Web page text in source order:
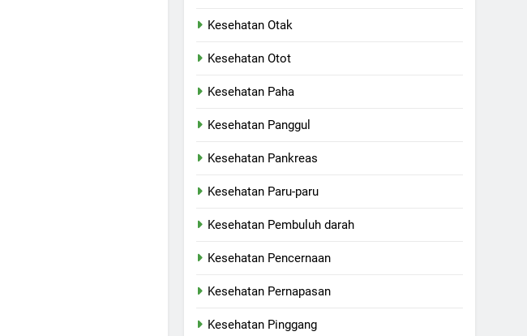
Kesehatan Otak
Kesehatan Otot
Kesehatan Paha
Kesehatan Panggul
Kesehatan Pankreas
Kesehatan Paru-paru
Kesehatan Pembuluh darah
Kesehatan Pencernaan
Kesehatan Pernapasan
Kesehatan Pinggang